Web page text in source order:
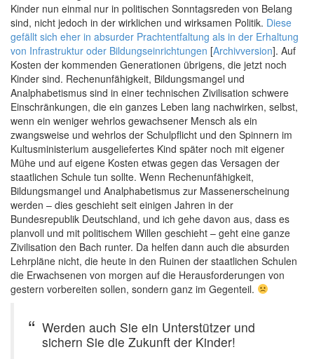
Kinder nun einmal nur in politischen Sonntagsreden von Belang
sind, nicht jedoch in der wirklichen und wirksamen Politik. Diese
gefällt sich eher in absurder Prachtentfaltung als in der Erhaltung
von Infrastruktur oder Bildungseinrichtungen [Archivversion]. Auf
Kosten der kommenden Generationen übrigens, die jetzt noch
Kinder sind. Rechenunfähigkeit, Bildungsmangel und
Analphabetismus sind in einer technischen Zivilisation schwere
Einschränkungen, die ein ganzes Leben lang nachwirken, selbst,
wenn ein weniger wehrlos gewachsener Mensch als ein
zwangsweise und wehrlos der Schulpflicht und den Spinnern im
Kultusministerium ausgeliefertes Kind später noch mit eigener
Mühe und auf eigene Kosten etwas gegen das Versagen der
staatlichen Schule tun sollte. Wenn Rechenunfähigkeit,
Bildungsmangel und Analphabetismus zur Massenerscheinung
werden – dies geschieht seit einigen Jahren in der
Bundesrepublik Deutschland, und ich gehe davon aus, dass es
planvoll und mit politischem Willen geschieht – geht eine ganze
Zivilisation den Bach runter. Da helfen dann auch die absurden
Lehrpläne nicht, die heute in den Ruinen der staatlichen Schulen
die Erwachsenen von morgen auf die Herausforderungen von
gestern vorbereiten sollen, sondern ganz im Gegenteil.
Werden auch Sie ein Unterstützer und
sichern Sie die Zukunft der Kinder!